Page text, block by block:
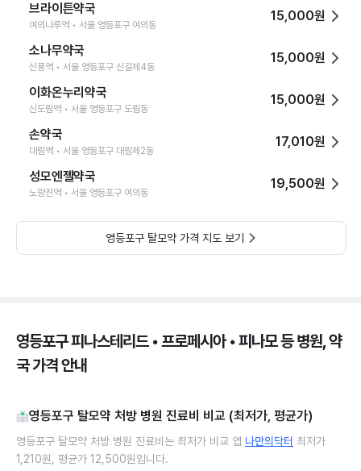
브라이튼약국
여의나루역 • 서울 영등포구 여의동
15,000원
소나무약국
신풍역 • 서울 영등포구 신길제4동
15,000원
이화온누리약국
신도림역 • 서울 영등포구 도림동
15,000원
손약국
대림역 • 서울 영등포구 대림제2동
17,010원
성모엔젤약국
노량진역 • 서울 영등포구 여의동
19,500원
영등포구 탈모약 가격 지도 보기
영등포구 피나스테리드 • 프로페시아 • 피나모 등 병원, 약
국 가격 안내
영등포구 탈모약 처방 병원 진료비 비교 (최저가, 평균가)
영등포구 탈모약 처방 병원 진료비는 최저가 비교 앱 나만의닥터 최저가
1,210원, 평균가 12,500원입니다.